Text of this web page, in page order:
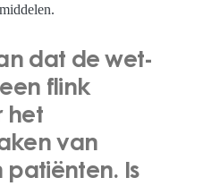
dat de wet-
flink
het
van
Is